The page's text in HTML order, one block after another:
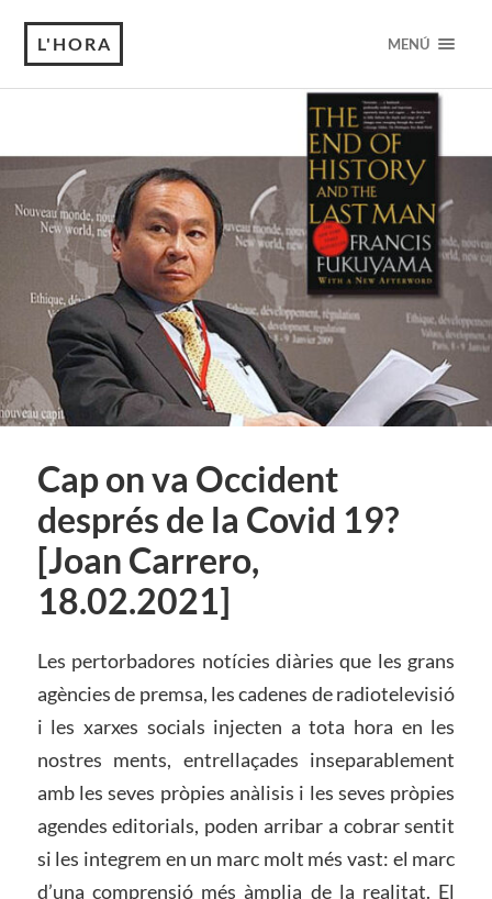
L'HORA MENÚ
Cap on va Occident
després de la Covid 19?
[Joan Carrero,
18.02.2021]
Les pertorbadores notícies diàries que les grans
agències de premsa, les cadenes de radiotelevisió
i les xarxes socials injecten a tota hora en les
nostres ments, entrellaçades inseparablement
amb les seves pròpies anàlisis i les seves pròpies
agendes editorials, poden arribar a cobrar sentit
si les integrem en un marc molt més vast: el marc
d’una comprensió més àmplia de la realitat. El